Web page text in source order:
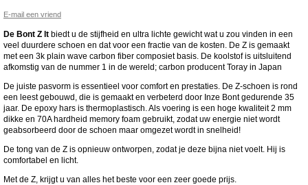
E-mail een vriend
De Bont Z lt biedt u de stijfheid en ultra lichte gewicht wat u zou vinden in een
veel duurdere schoen en dat voor een fractie van de kosten. De Z is gemaakt
met een 3k plain wave carbon fiber composiet basis. De koolstof is uitsluitend
afkomstig van de nummer 1 in de wereld; carbon producent Toray in Japan
De juiste pasvorm is essentieel voor comfort en prestaties. De Z-schoen is rond
een leest gebouwd, die is gemaakt en verbeterd door Inze Bont gedurende 35
jaar. De epoxy hars is thermoplastisch. Als voering is een hoge kwaliteit 2 mm
dikke en 70A hardheid memory foam gebruikt, zodat uw energie niet wordt
geabsorbeerd door de schoen maar omgezet wordt in snelheid!
De tong van de Z is opnieuw ontworpen, zodat je deze bijna niet voelt. Hij is
comfortabel en licht.
Met de Z, krijgt u van alles het beste voor een zeer goede prijs.